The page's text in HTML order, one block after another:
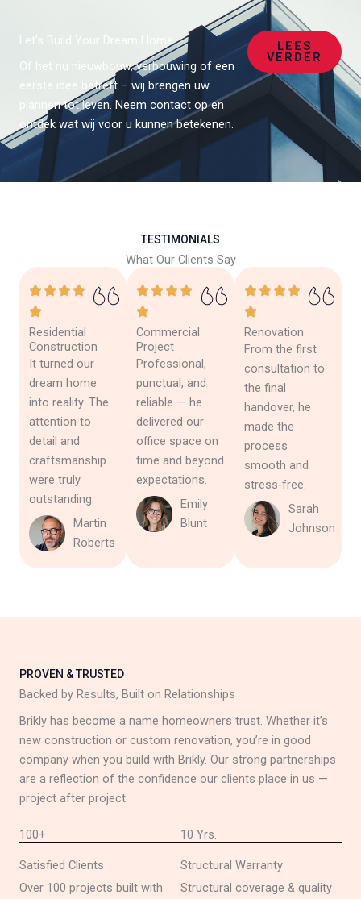
Let’s Build Your Dream Home.
Of het nu nieuwbouw, verbouwing of een
eerste idee betreft – wij brengen uw
plannen tot leven. Neem contact op en
ontdek wat wij voor u kunnen betekenen.
LEES
VERDER
TESTIMONIALS
What Our Clients Say
Residential
Construction
It turned our
dream home
into reality. The
attention to
detail and
craftsmanship
were truly
outstanding.
Martin
Roberts
Commercial
Project
Professional,
punctual, and
reliable — he
delivered our
office space on
time and beyond
expectations.
Emily
Blunt
Renovation
From the first
consultation to
the final
handover, he
made the
process
smooth and
stress-free.
Sarah
Johnson
PROVEN & TRUSTED
Backed by Results, Built on Relationships
Brikly has become a name homeowners trust. Whether it’s
new construction or custom renovation, you’re in good
company when you build with Brikly. Our strong partnerships
are a reflection of the confidence our clients place in us —
project after project.
100+
Satisfied Clients
Over 100 projects built with
10 Yrs.
Structural Warranty
Structural coverage & quality